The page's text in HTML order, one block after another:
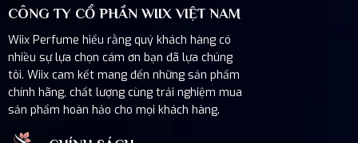
CÔNG TY CỔ PHẦN WIIX VIỆT NAM
Wiix Perfume hiểu rằng quý khách hàng có
nhiều sự lựa chọn cám ơn bạn đã lựa chúng
tôi. Wiix cam kết mang đến những sản phẩm
chính hãng, chất lượng cùng trải nghiệm mua
sản phẩm hoàn hảo cho mọi khách hàng.